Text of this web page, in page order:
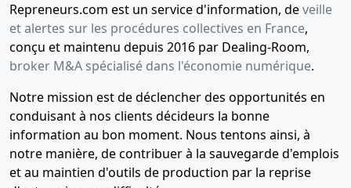
Repreneurs.com est un service d'information, deveille
et alertes sur les procédures collectives en France,
conçu et maintenu depuis 2016 par Dealing-Room,
broker M&A spécialisé dans l'économie numérique.
Notre mission est de déclencher des opportunités en
conduisant à nos clients décideurs la bonne
information au bon moment. Nous tentons ainsi, à
notre manière, de contribuer à la sauvegarde d'emplois
et au maintien d'outils de production par la reprise